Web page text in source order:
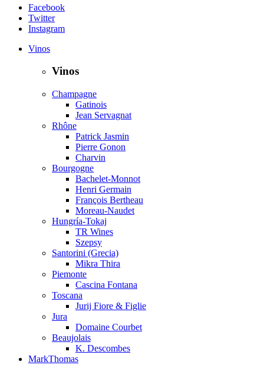
Facebook
Twitter
Instagram
Vinos
Vinos
Champagne
Gatinois
Jean Servagnat
Rhône
Patrick Jasmin
Pierre Gonon
Charvin
Bourgogne
Bachelet-Monnot
Henri Germain
François Bertheau
Moreau-Naudet
Hungría-Tokaj
TR Wines
Szepsy
Santorini (Grecia)
Mikra Thira
Piemonte
Cascina Fontana
Toscana
Jurij Fiore & Figlie
Jura
Domaine Courbet
Beaujolais
K. Descombes
MarkThomas